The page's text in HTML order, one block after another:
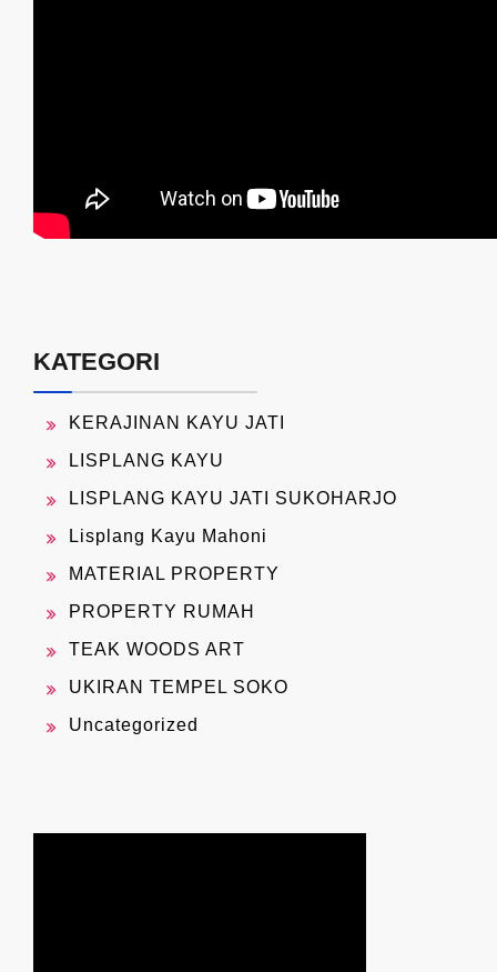
KATEGORI
KERAJINAN KAYU JATI
LISPLANG KAYU
LISPLANG KAYU JATI SUKOHARJO
Lisplang Kayu Mahoni
MATERIAL PROPERTY
PROPERTY RUMAH
TEAK WOODS ART
UKIRAN TEMPEL SOKO
Uncategorized